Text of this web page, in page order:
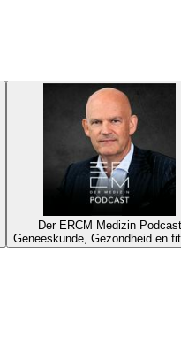
Der ERCM Medizin Podcast
Geneeskunde, Gezondheid en